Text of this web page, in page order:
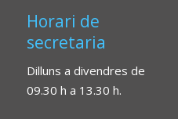
Horari de
secretaria
Dilluns a divendres de
09.30 h a 13.30 h.